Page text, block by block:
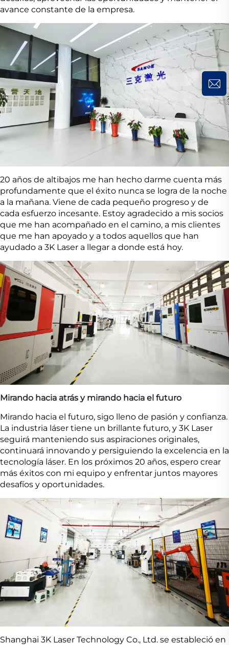
avance constante de la empresa.
20 años de altibajos me han hecho darme cuenta más
profundamente que el éxito nunca se logra de la noche
a la mañana. Viene de cada pequeño progreso y de
cada esfuerzo incesante. Estoy agradecido a mis socios
que me han acompañado en el camino, a mis clientes
que me han apoyado y a todos aquellos que han
ayudado a 3K Laser a llegar a donde está hoy.
Mirando hacia atrás y mirando hacia el futuro
Mirando hacia el futuro, sigo lleno de pasión y confianza.
La industria láser tiene un brillante futuro, y 3K Laser
seguirá manteniendo sus aspiraciones originales,
continuará innovando y persiguiendo la excelencia en la
tecnología láser. En los próximos 20 años, espero crear
más éxitos con mi equipo y enfrentar juntos mayores
desafíos y oportunidades.
Shanghai 3K Laser Technology Co., Ltd. se estableció en